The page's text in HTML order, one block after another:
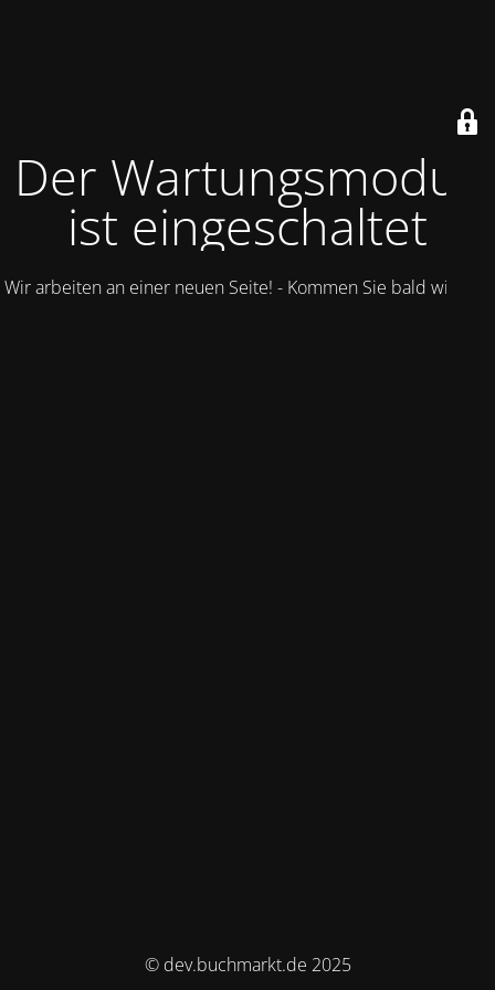
Der Wartungsmodus
ist eingeschaltet
Wir arbeiten an einer neuen Seite! - Kommen Sie bald wieder.
© dev.buchmarkt.de 2025